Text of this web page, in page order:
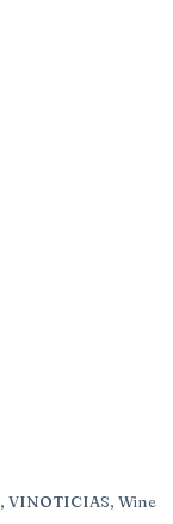
, VINOTICIAS, Wine